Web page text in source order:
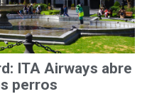
ITA Airways abre
perros